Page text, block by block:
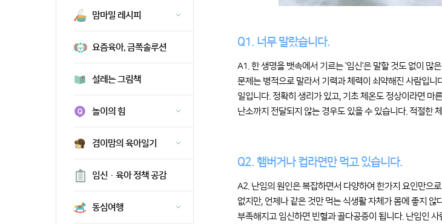
맘마밀 레시피
요즘육아, 금쪽솔루션
설레는 그림책
놀이의 힘
겸이맘의 육아일기
임신·육아 정책 공감
동심여행
Q1. 너무 말랐습니다.
A1. 한 생명을 뱃속에서 기르는 ’임신’은 말할 것도 없이
문제는 병적으로 말라서 기력과 체력이 쇠약해진 사람입
일입니다. 정확히 생리가 있고, 기초 체온도 정상이라면 마
난소까지 전달되지 않는 경우도 있을 수 있습니다. 적절한
Q2. 햄버거나 컵라면만 먹고 있습니다.
A2. 난임의 원인은 복잡하면서 다양하여 한가지 요인만으
없지만, 언제나 같은 것만 먹는 식생활 자체가 몸에 좋지
부족해지고 임신하면 빈혈과 골다공증이 됩니다. 난임인